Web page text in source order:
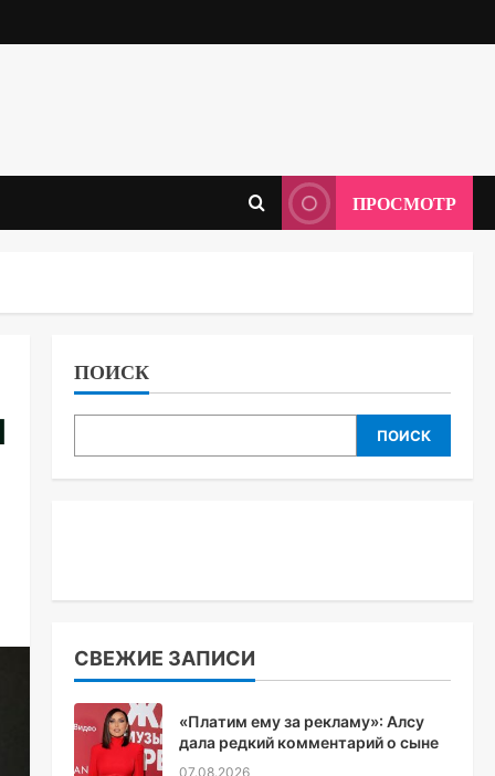
ПРОСМОТР
ПОИСК
ПОИСК
СВЕЖИЕ ЗАПИСИ
«Платим ему за рекламу»: Алсу
дала редкий комментарий о сыне
07.08.2026